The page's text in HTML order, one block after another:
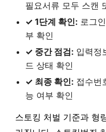
필요서류 모두 스캔
✓ 1단계 확인: 로그
부 확인
✓ 중간 점검: 입력정
드 상태 확인
✓ 최종 확인: 접수번
능 여부 확인
스토킹 처벌 기준과 형